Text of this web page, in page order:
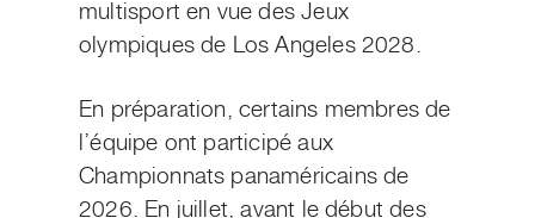
multisport en vue des Jeux
olympiques de Los Angeles 2028.
En préparation, certains membres de
l’équipe ont participé aux
Championnats panaméricains de
2026. En juillet, avant le début des